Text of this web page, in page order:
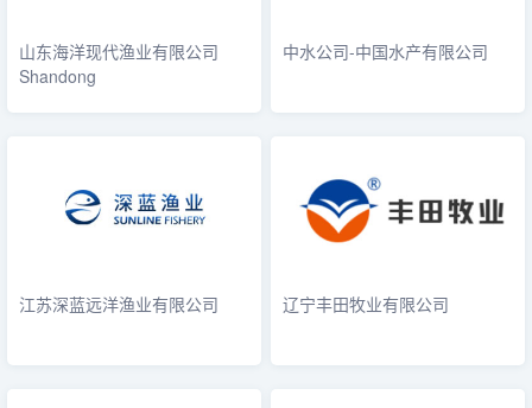
山东海洋现代渔业有限公司
Shandong
中水公司-中国水产有限公司
江苏深蓝远洋渔业有限公司 辽宁丰田牧业有限公司